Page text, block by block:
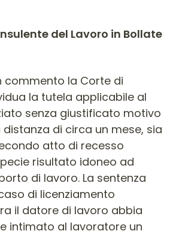
del Lavoro in Bollate
commento la Corte di
la tutela applicabile al
senza giustificato motivo
distanza di circa un mese, sia
atto di recesso
risultato idoneo ad
di lavoro. La sentenza
di licenziamento
il datore di lavoro abbia
intimato al lavoratore un